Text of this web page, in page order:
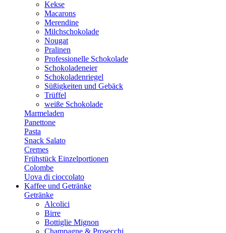
Kekse
Macarons
Merendine
Milchschokolade
Nougat
Pralinen
Professionelle Schokolade
Schokoladeneier
Schokoladenriegel
Süßigkeiten und Gebäck
Trüffel
weiße Schokolade
Marmeladen
Panettone
Pasta
Snack Salato
Cremes
Frühstück Einzelportionen
Colombe
Uova di cioccolato
Kaffee und Getränke
Getränke
Alcolici
Birre
Bottiglie Mignon
Champagne & Prosecchi